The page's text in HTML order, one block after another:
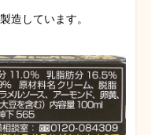
造しています。